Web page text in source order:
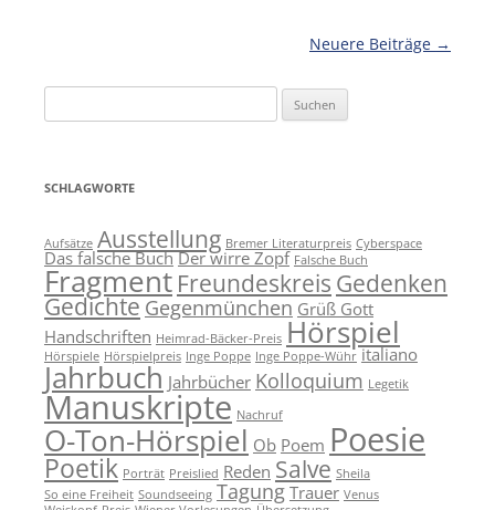
Neuere Beiträge →
nach:
SCHLAGWORTE
Aufsätze Ausstellung Bremer Literaturpreis Cyberspace
Das falsche Buch Der wirre Zopf Falsche Buch
Fragment Freundeskreis Gedenken
Gedichte Gegenmünchen Grüß Gott
Handschriften Heimrad-Bäcker-Preis Hörspiel
Hörspiele Hörspielpreis Inge Poppe Inge Poppe-Wühr italiano
Jahrbuch Jahrbücher Kolloquium Legetik
Manuskripte Nachruf
O-Ton-Hörspiel Ob Poem Poesie
Poetik Porträt Preislied Reden Salve Sheila
So eine Freiheit Soundseeing Tagung Trauer Venus